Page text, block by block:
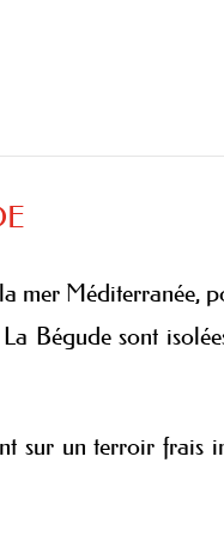
mer Méditerranée,
Bégude sont
sur un terroir frais